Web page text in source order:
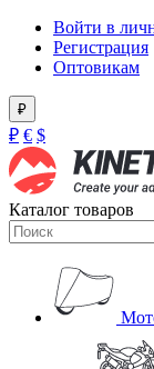
Войти в
Регистрация
Оптовикам
₽
₽ € $
Каталог товаров